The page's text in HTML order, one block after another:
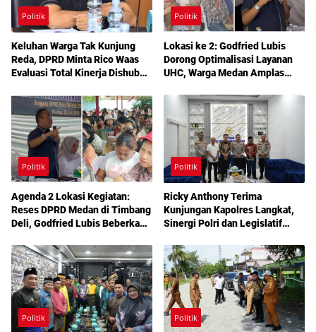
Politik
Keluhan Warga Tak Kunjung
Reda, DPRD Minta Rico Waas
Evaluasi Total Kinerja Dishub
Politik
Lokasi ke 2: Godfried Lubis
Dorong Optimalisasi Layanan
UHC, Warga Medan Amplas
Berobat Gratis Bermodal KTP
Politik
Agenda 2 Lokasi Kegiatan:
Reses DPRD Medan di Timbang
Deli, Godfried Lubis Beberkan
Layanan Kesehatan Gratis
Politik
Ricky Anthony Terima
Kunjungan Kapolres Langkat,
Sinergi Polri dan Legislatif
Politik Politik